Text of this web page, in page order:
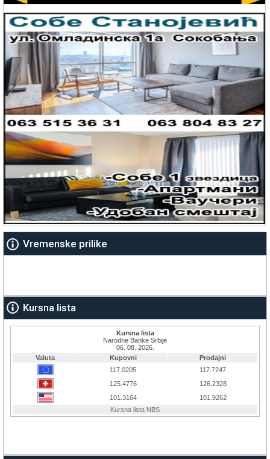
Vremenske prilike
Kursna lista